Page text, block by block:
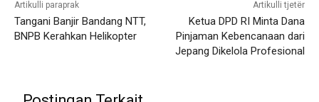
Artikulli paraprak
Tangani Banjir Bandang NTT,
BNPB Kerahkan Helikopter
Artikulli tjetër
Ketua DPD RI Minta Dana
Pinjaman Kebencanaan dari
Jepang Dikelola Profesional